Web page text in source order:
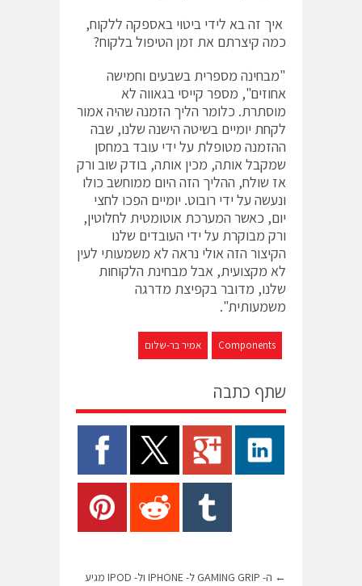
איך זה בא לידי ביטוי באספקה ללקוח,
כמה קיצרתם את זמן הטיפול בלקוח?
"מבחינה מספרית בשבעים וחמישה
אחוזים", מספר קייסי בגאווה לא
מוסתרת. כלומר הליך הזמנה שהיה אמור
לקחת יומיים בשיטה הישנה שלנו, שבה
ההזמנה מטופלת על ידי עובד במחסן
שמקבל אותה, מכין אותה, בודק שוב ורק
אז שולח, ההליך הזה היום ממוחשב כולו
ונעשה על ידי רובוט. יומיים הפכו לחצי
יום, כאשר המערכת אוטומטית לחלוטין,
ורק מבוקרת על ידי העובדים שלנו
הקיצור הזה אולי נראה לא משמעותי לעין
לא מקצועית, אבל מבחינת הלקוחות
שלנו, מדובר בקפיצת מדרגה
משמעותית".
Components אמיר בר-שלום
שתף כתבה
←
ה- GAMING GRIP ל- IPHONE ול- IPOD מגיע